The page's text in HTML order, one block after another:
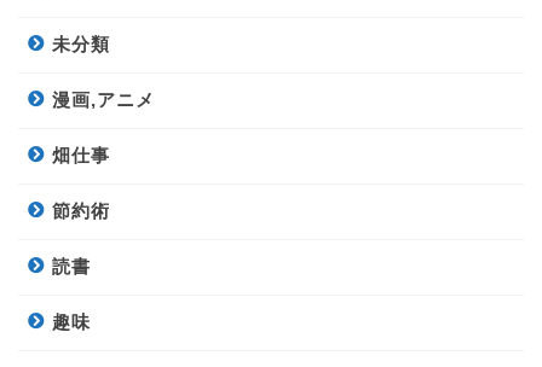
未分類
漫画,アニメ
畑仕事
節約術
読書
趣味